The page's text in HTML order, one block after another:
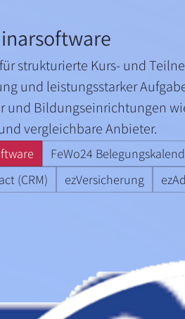
strukturierte Kurs- und
und leistungsstarker
und Bildungseinrichtungen
vergleichbare Anbieter.
FeWo24
(CRM) ezVersicherung